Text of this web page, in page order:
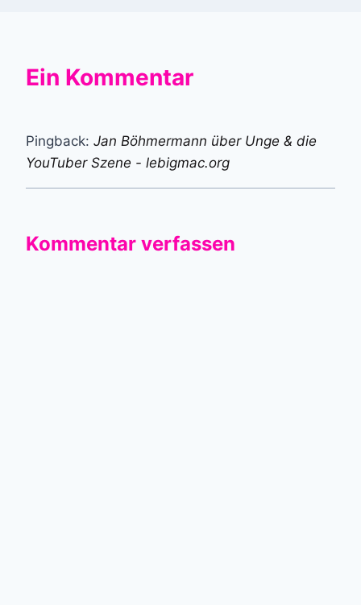
Ein Kommentar
Pingback: Jan Böhmermann über Unge & die
YouTuber Szene - lebigmac.org
Kommentar verfassen